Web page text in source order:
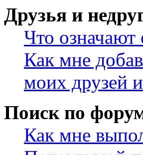
Друзья и
Что означают
Как мне
моих друзей
Поиск по
Как мне